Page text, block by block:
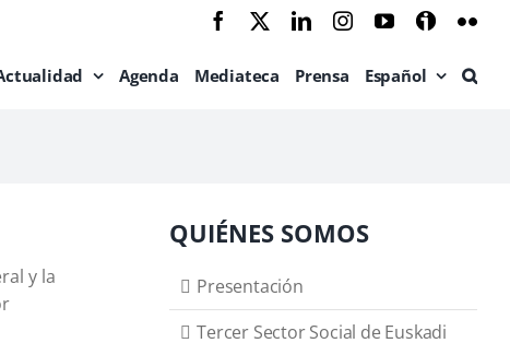
Facebook LinkedInInstagramYouTube
Ivoox
Agenda Mediateca Prensa Español
y la
QUIÉNES SOMOS
Presentación
Tercer Sector Social de Euskadi